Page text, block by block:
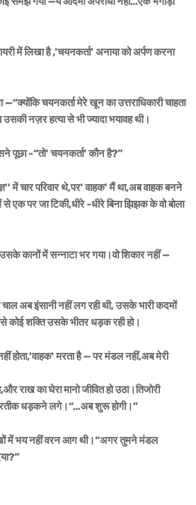
में लिखा है ,'चयनकर्ता' अनाया को अर्पण करना
चयनकर्ता मेरे खून का उत्तराधिकारी चाहता
नज़र हत्या से भी ज्यादा भयावह थी।
पूछा -“तो' चयनकर्ता' कौन है?”
में चार परिवार थे,पर' वाहक' मैं था,अब वाहक बनने
पर जा टिकी,धीरे -धीरे बिना झिझक के वो बोला
कानों में सन्नाटा भर गया।वो शिकार नहीं —
अब इंसानी नहीं लग रही थी, उसके भारी कदमों
कोई शक्ति उसके भीतर धड़क रही हो।
होता,'वाहक' मरता है — पर मंडल नहीं,अब मेरी
राख का घेरा मानो जीवित हो उठा।तिजोरी
धड़कने लगे।“…अब शुरू होगी।”
में भय नहीं वरन आग थी।“अगर तुमने मंडल